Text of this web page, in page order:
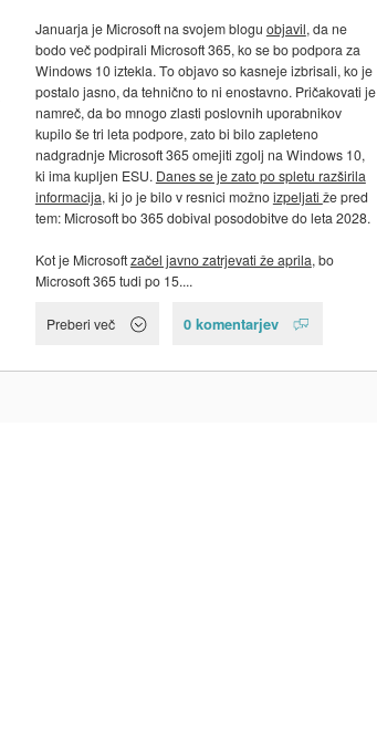
Januarja je Microsoft na svojem blogu objavil, da ne
bodo več podpirali Microsoft 365, ko se bo podpora za
Windows 10 iztekla. To objavo so kasneje izbrisali, ko je
postalo jasno, da tehnično to ni enostavno. Pričakovati je
namreč, da bo mnogo zlasti poslovnih uporabnikov
kupilo še tri leta podpore, zato bi bilo zapleteno
nadgradnje Microsoft 365 omejiti zgolj na Windows 10,
ki ima kupljen ESU. Danes se je zato po spletu razširila
informacija, ki jo je bilo v resnici možnoizpeljati že pred
tem: Microsoft bo 365 dobival posodobitve do leta 2028.
Kot je Microsoftzačel javno zatrjevati že aprila, bo
Microsoft 365 tudi po 15....
Preberi več 0 komentarjev